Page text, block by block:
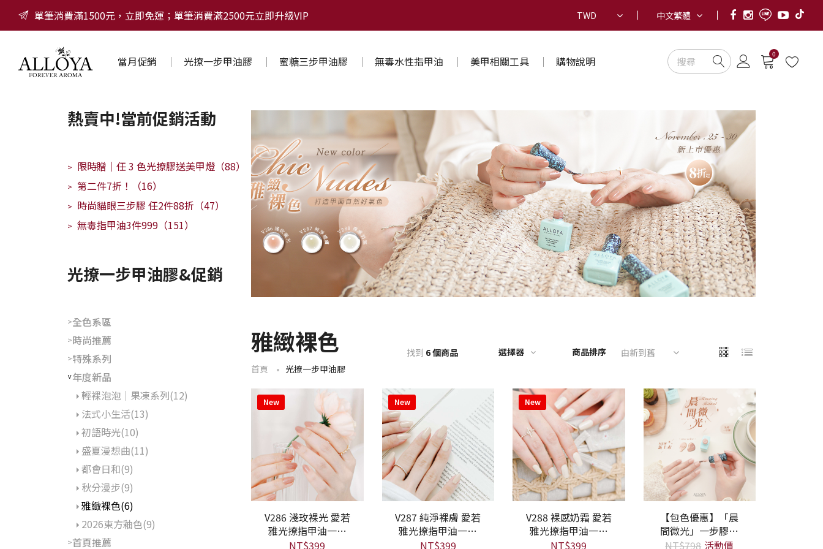
單筆消費滿1500元，立即免運；單筆消費滿2500元立即升級VIP TWD 中文繁體
當月促銷 光撩一步甲油膠 蜜糖三步甲油膠 無毒水性指甲油 美甲相關工具 購物說明
0
熱賣中!當前促銷活動
> 限時贈｜任 3 色光撩膠送美甲燈（88）
> 第二件7折！（16）
> 時尚貓眼三步膠 任2件88折（47）
> 無毒指甲油3件999（151）
光撩一步甲油膠&促銷
>全色系區
>時尚推薦
>特殊系列
>年度新品
輕裸泡泡｜果凍系列(12)
法式小生活(13)
初語時光(10)
盛夏漫想曲(11)
都會日和(9)
秋分漫步(9)
雅緻裸色(6)
2026東方釉色(9)
>首頁推薦
雅緻裸色
首頁 光撩一步甲油膠
找到 6 個商品 選擇器 商品排序 由新到舊
New
查看商品
V286 淺玫裸光 愛若
雅光撩指甲油一步
膠
NT$399
New
查看商品
V287 純淨裸膚 愛若
雅光撩指甲油一步
膠
NT$399
New
查看商品
V288 裸感奶霜 愛若
雅光撩指甲油一步
膠
NT$399
查看商品【包色優惠】「晨
間微光」一步膠系
列 V296+V298
NT$798 活動價